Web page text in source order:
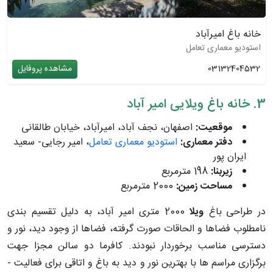
خانه باغ امیرآباد
استودیو معماری تعامل
03132404532
مشاهده پروفایل
3. خانه باغ ویلایی امیر آباد
موقعیت: اصفهان، نجف آباد، امیرآباد، خیابان طالقانی
دفتر معماری: استودیو معماری تعامل، امیر رجایی- سعید
ایران پور
زیربنا:
مساحت زمین:
در طراحی باغ ویلا 2000 متری امیر آباد
، به دلیل تقسیم ­بندی
نامطلوب فضاها و الحاقات صورت گرفته، فضاها از وجود دید، نور و
دسترسی مناسب برخوردار نبودند. کافرما دو سالن مجزا جهت
برگزاری مراسم ­ها با بهترین نور و دید به باغ و اتاقی برای فعالیت ­